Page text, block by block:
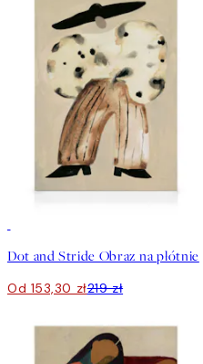
Dot and Stride Obraz na płótnie
Od 153,30 zł219 zł